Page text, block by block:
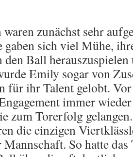
zunächst sehr
sich viel Mühe,
den Ball
Emily sogar von
für ihr Talent gelobt.
immer
zum Torerfolg
die einzigen
So hatte das